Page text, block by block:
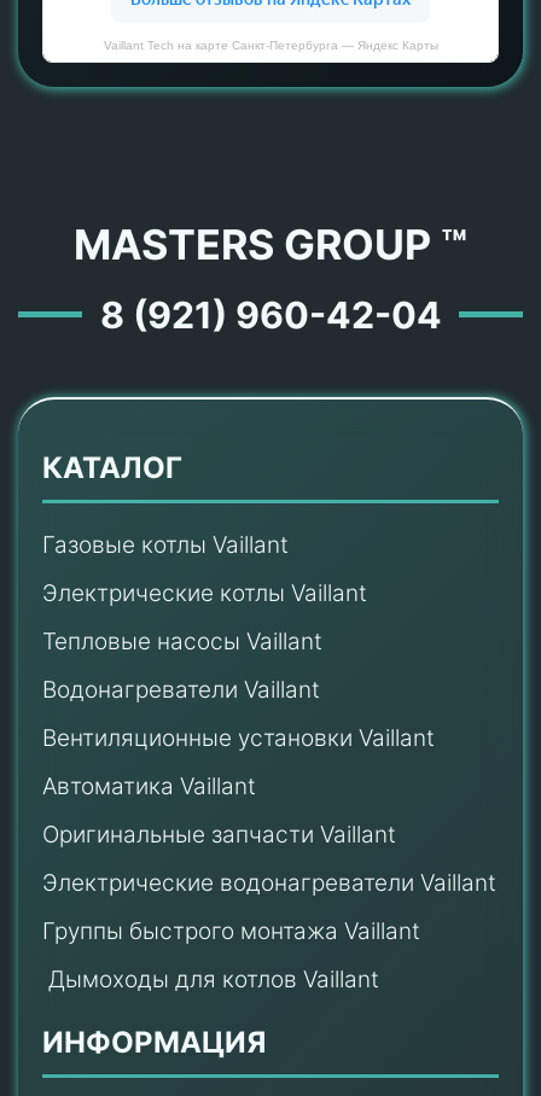
Vaillant Tech на карте Санкт‑Петербурга — Яндекс Карты
MASTERS GROUP ™
8 (921) 960-42-04
КАТАЛОГ
Газовые котлы Vaillant
Электрические котлы Vaillant
Тепловые насосы Vaillant
Водонагреватели Vaillant
Вентиляционные установки Vaillant
Автоматика Vaillant
Оригинальные запчасти Vaillant
Электрические водонагреватели Vaillant
Группы быстрого монтажа Vaillant
Дымоходы для котлов Vaillant
ИНФОРМАЦИЯ